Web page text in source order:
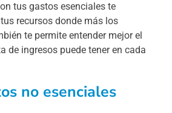
tus gastos esenciales te
recursos donde más los
te permite entender mejor el
de ingresos puede tener en cada
no esenciales